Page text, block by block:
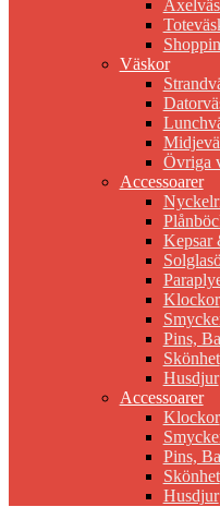
Väskor
Övriga
Accessoarer
Kepsar
Klockor
Pins,
Skönhet
Husdjur
Accessoarer
Klockor
Pins,
Skönhet
Husdjur